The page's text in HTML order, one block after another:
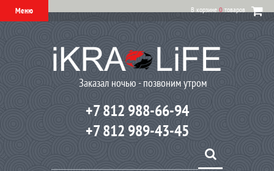
Меню В корзине 0 товаров
Заказал ночью - позвоним утром
+7 812 988-66-94
+7 812 989-43-45